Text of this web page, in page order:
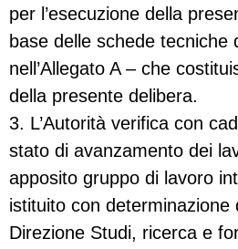
per l’esecuzione della
base delle schede tecniche
nell’Allegato A – che
della presente delibera.
3. L’Autorità verifica con
stato di avanzamento dei
apposito gruppo di lavoro
istituito con determinazione
Direzione Studi, ricerca e